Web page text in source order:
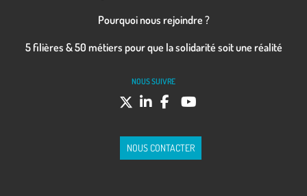
Pourquoi nous rejoindre ?
5 filières & 50 métiers pour que la solidarité soit une réalité
NOUS SUIVRE
NOUS CONTACTER